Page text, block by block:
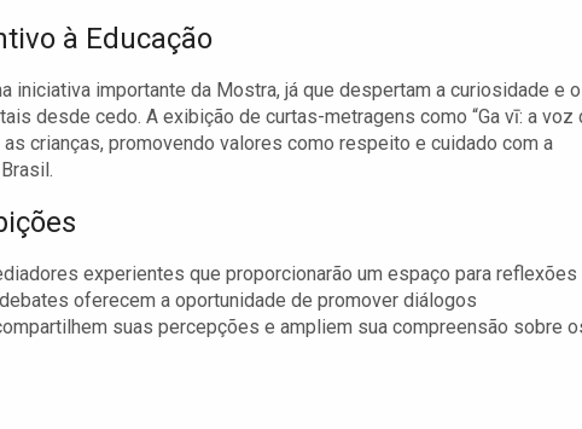
à Educação
importante da Mostra, já que despertam a curiosidade e o
desde cedo. A exibição de curtas-metragens como “Ga vī: a voz
crianças, promovendo valores como respeito e cuidado com a
experientes que proporcionarão um espaço para reflexões
oferecem a oportunidade de promover diálogos
suas percepções e ampliem sua compreensão sobre